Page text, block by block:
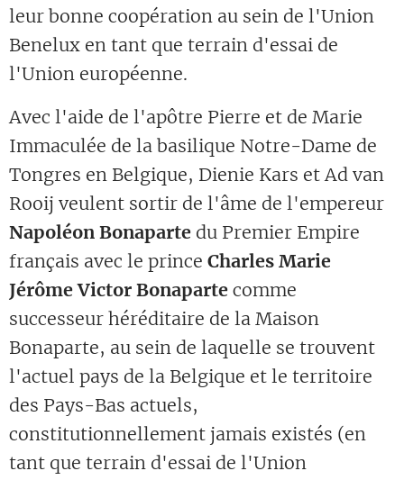
leur bonne coopération au sein de l'Union
Benelux en tant que terrain d'essai de
l'Union européenne.
Avec l'aide de l'apôtre Pierre et de Marie
Immaculée de la basilique Notre-Dame de
Tongres en Belgique, Dienie Kars et Ad van
Rooij veulent sortir de l'âme de l'empereur
Napoléon Bonaparte du Premier Empire
français avec le prince Charles Marie
Jérôme Victor Bonaparte comme
successeur héréditaire de la Maison
Bonaparte, au sein de laquelle se trouvent
l'actuel pays de la Belgique et le territoire
des Pays-Bas actuels,
constitutionnellement jamais existés (en
tant que terrain d'essai de l'Union